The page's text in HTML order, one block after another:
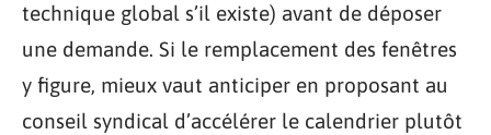
technique global s’il existe) avant de déposer
une demande. Si le remplacement des fenêtres
y figure, mieux vaut anticiper en proposant au
conseil syndical d’accélérer le calendrier plutôt